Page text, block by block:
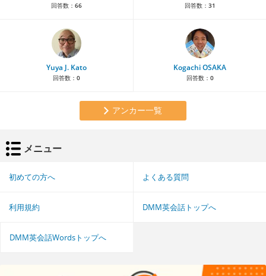
回答数： 66 回答数： 31
Yuya J. Kato
回答数： 0
Kogachi OSAKA
回答数： 0
アンカー一覧
メニュー
初めての方へ よくある質問
利用規約 DMM英会話トップへ
DMM英会話Wordsトップへ